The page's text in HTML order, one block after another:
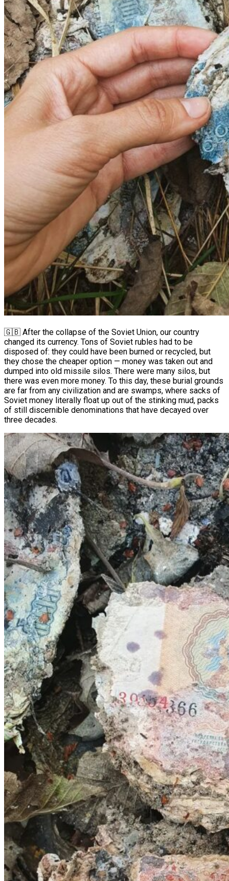
🇬🇧 After the collapse of the Soviet Union, our country
changed its currency. Tons of Soviet rubles had to be
disposed of: they could have been burned or recycled, but
they chose the cheaper option — money was taken out and
dumped into old missile silos. There were many silos, but
there was even more money. To this day, these burial grounds
are far from any civilization and are swamps, where sacks of
Soviet money literally float up out of the stinking mud, packs
of still discernible denominations that have decayed over
three decades.